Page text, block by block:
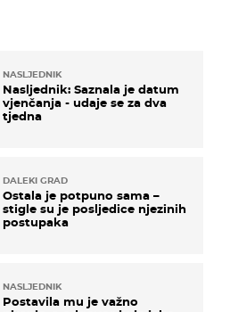
NASLJEDNIK
Nasljednik: Saznala je datum
vjenčanja - udaje se za dva
tjedna
DALEKI GRAD
Ostala je potpuno sama –
stigle su je posljedice njezinih
postupaka
NASLJEDNIK
Postavila mu je važno